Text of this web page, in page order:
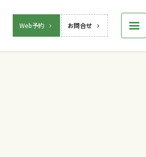
Web予約 お問合せ